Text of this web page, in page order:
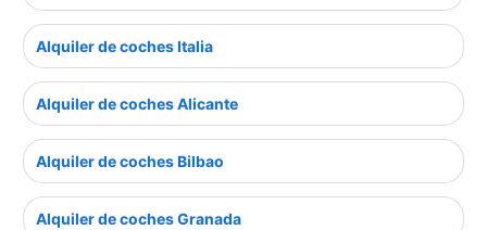
Alquiler de coches Italia
Alquiler de coches Alicante
Alquiler de coches Bilbao
Alquiler de coches Granada